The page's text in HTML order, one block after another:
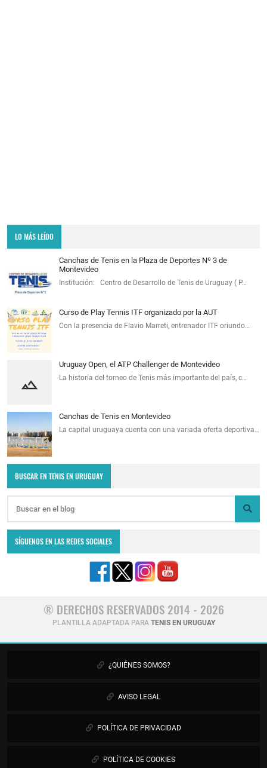
LO MÁS LEÍDO
Canchas de Tenis en la Plaza de Deportes Nº 3 de
Montevideo
Institución: Centro de Desarrollo de Tenis de Uruguay ( P…
Curso de Play Tennis ITF organizado por la AUT
Con la presencia de Flavio Marreti, entrenador ITF oriundo…
Uruguay Open, el ATP Challenger de Montevideo
La historia del torneo de Tenis más importante del país, c…
Canchas de Tenis en Montevideo
La capital uruguaya cuenta con una variada oferta deportiva…
BUSCAR EN TENIS EN URUGUAY
SÍGUENOS EN LAS REDES SOCIALES
® DERECHOS RESERVADOS 2014 - 2026
PLANTILLA ADAPTADA PARA TENIS EN URUGUAY
¿QUIÉNES SOMOS?
AVISO LEGAL
POLÍTICA DE PRIVACIDAD
POLÍTICA DE COOKIES